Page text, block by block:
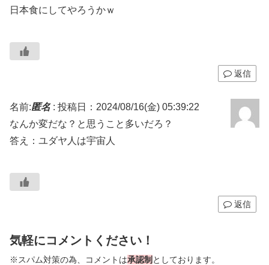
日本食にしてやろうかｗ
返信
名前:匿名: 投稿日：2024/08/16(金) 05:39:22
なんか変だな？と思うこと多いだろ？
答え：ユダヤ人は宇宙人
返信
気軽にコメントください！
※スパム対策の為、コメントは承認制としております。